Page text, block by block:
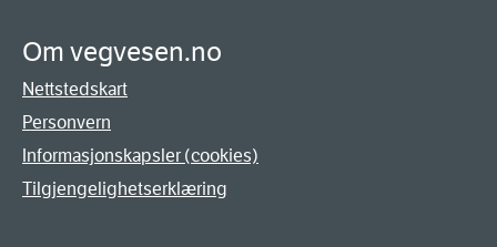
Om vegvesen.no
Nettstedskart
Personvern
Informasjonskapsler (cookies)
Tilgjengelighetserklæring